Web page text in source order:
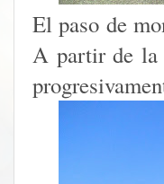
El paso de
A partir de la